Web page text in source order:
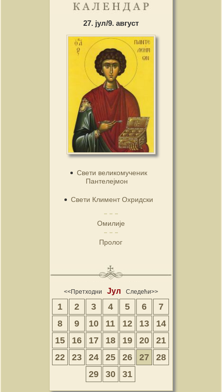
27. јул/9. август
Свети великомученик
Пантелејмон
Свети Климент Охридски
Омилије
Пролог
<<Претходни Јул Следећи>>
1 2 3 4 5 6
7
8
9 10 11 12 13
14
15
16 17 18 19 20
21
22
23 24 25 26 27
28
29
30 31